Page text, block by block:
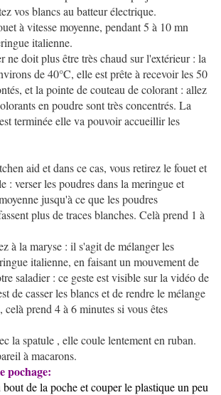
vos blancs au batteur électrique.
à vitesse moyenne, pendant 5 à 10 mn
italienne.
ne doit plus être très chaud sur l'extérieur : la
de 40°C, elle est prête à recevoir les 50
et la pointe de couteau de colorant : allez
en poudre sont très concentrés. La
terminée elle va pouvoir accueillir les
aid et dans ce cas, vous retirez le fouet et
: verser les poudres dans la meringue et
jusqu'à ce que les poudres
plus de traces blanches. Celà prend 1 à
à la maryse : il s'agit de mélanger les
italienne, en faisant un mouvement de
saladier : ce geste est visible sur la vidéo de
de casser les blancs et de rendre le mélange
prend 4 à 6 minutes si vous êtes
la spatule , elle coule lentement en ruban.
à macarons.
pochage:
de la poche et couper le plastique un peu